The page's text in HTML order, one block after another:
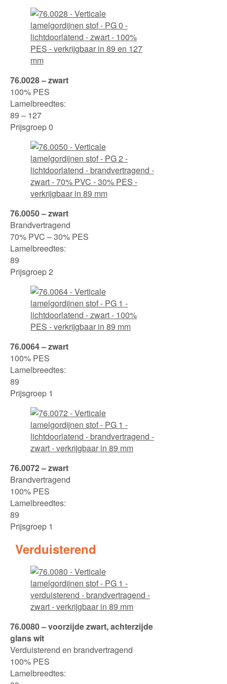
76.0028 – zwart
100% PES
Lamelbreedtes:
89 – 127
Prijsgroep 0
76.0050 – zwart
Brandvertragend
70% PVC – 30% PES
Lamelbreedtes:
89
Prijsgroep 2
76.0064 – zwart
100% PES
Lamelbreedtes:
89
Prijsgroep 1
76.0072 – zwart
Brandvertragend
100% PES
Lamelbreedtes:
89
Prijsgroep 1
Verduisterend
76.0080 – voorzijde zwart, achterzijde
glans wit
Verduisterend en brandvertragend
100% PES
Lamelbreedtes: